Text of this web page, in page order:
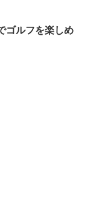
ゴルフを楽しめ